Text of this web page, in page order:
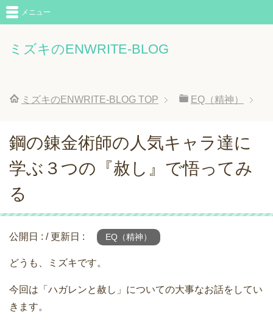
ミズキのENWRITE-BLOG
メニュー
ミズキのENWRITE-BLOG TOP EQ（精神）
鋼の錬金術師の人気キャラ達に
学ぶ３つの『赦し』で悟ってみ
る
公開日 : / 更新日 : EQ（精神）
どうも、ミズキです。
今回は「ハガレンと赦し」についての大事なお話をしてい
きます。